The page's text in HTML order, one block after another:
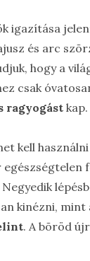
igazítása
és arc
hogy a
csak
ragyogástkap.
kell
kinézni, mint
. A bõröd